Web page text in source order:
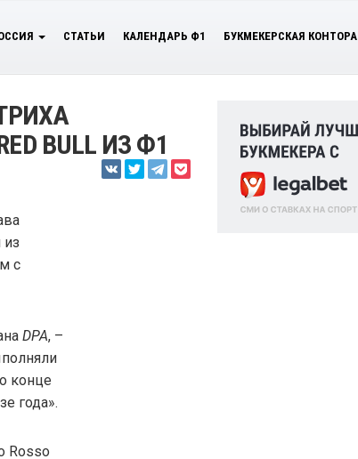
СТАТЬИ КАЛЕНДАРЬ Ф1 БУКМЕКЕРСКАЯ КОНТОРА
BULL ИЗ Ф1
с
DPA, –
конце
года».
Rosso